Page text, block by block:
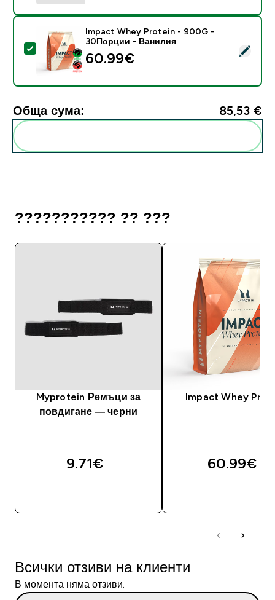
Select this product - Impact Whey Protein - 900G -
Impact Whey Protein - 900G -
30Порции - Ванилия
60.99€‎
Обща сума: 85,53 €‎
??????????? ?? ???
Myprotein Ремъци за
повдигане — черни
9.71€‎
Impact Whey
60.99€‎
Всички отзиви на клиенти
В момента няма отзиви.